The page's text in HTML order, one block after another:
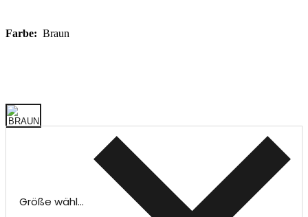
Farbe: Braun
Größe wählen